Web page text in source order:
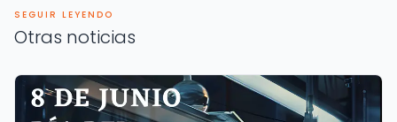
SEGUIR LEYENDO
Otras noticias